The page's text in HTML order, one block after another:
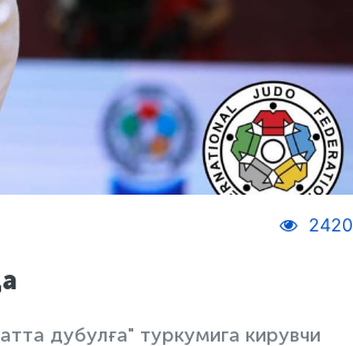
2420
дубулға" туркумига кирувчи